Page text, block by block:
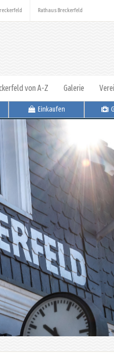
Rathaus Breckerfeld
von A-Z Galerie
Einkaufen